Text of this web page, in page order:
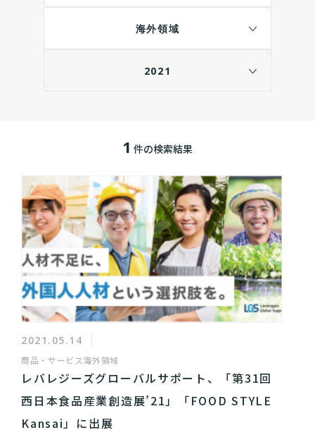
海外領域
2021
1 件の検索結果
2021.05.14
商品・サービス海外領域
レバレジーズグローバルサポート、「第31回
西日本食品産業創造展’21」「FOOD STYLE
Kansai」に出展